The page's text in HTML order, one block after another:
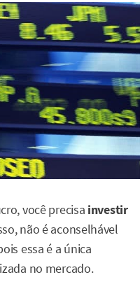
você precisa investir
não é aconselhável
essa é a única
no mercado.